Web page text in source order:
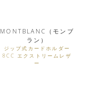
MONTBLANC（モンブ
ラン）
ジップ式カードホルダー
8CC エクストリームレザ
ー